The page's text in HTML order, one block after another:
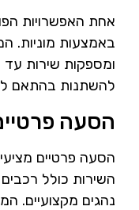
אחת האפשרויות
באמצעות מוניות.
ומספקות שירות עד
להשתנות בהתאם
הסעה
הסעה פרטיים
השירות כולל רכבים
נהגים מקצועיים.